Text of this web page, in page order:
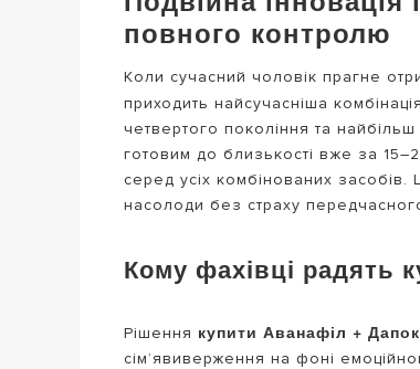
повного контролю
Коли сучасний чоловік прагне
приходить найсучасніша
четвертого покоління та
готовим до близькості вже за
серед усіх комбінованих
насолоди без страху
Кому фахівці радять
Рішення купити Аванафіл +
сім’явиверження на фоні